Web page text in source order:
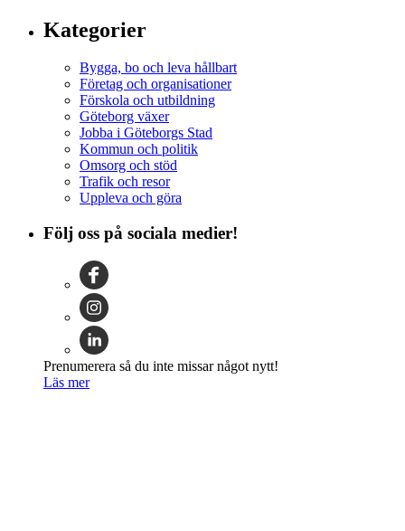
Kategorier
Bygga, bo och leva hållbart
Företag och organisationer
Förskola och utbildning
Göteborg växer
Jobba i Göteborgs Stad
Kommun och politik
Omsorg och stöd
Trafik och resor
Uppleva och göra
Följ oss på sociala medier!
Prenumerera så du inte missar något nytt!
Läs mer